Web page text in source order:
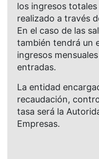
los ingresos
realizado a través
En el caso de las
también tendrá un
ingresos
entradas.
La entidad
recaudación,
tasa será la
Empresas.